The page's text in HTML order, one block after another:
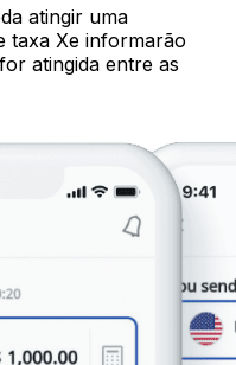
atingir uma
taxa Xe informarão
atingida entre as